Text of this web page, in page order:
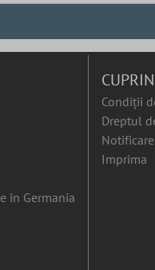
în Germania
Condiții
Dreptul
Imprima